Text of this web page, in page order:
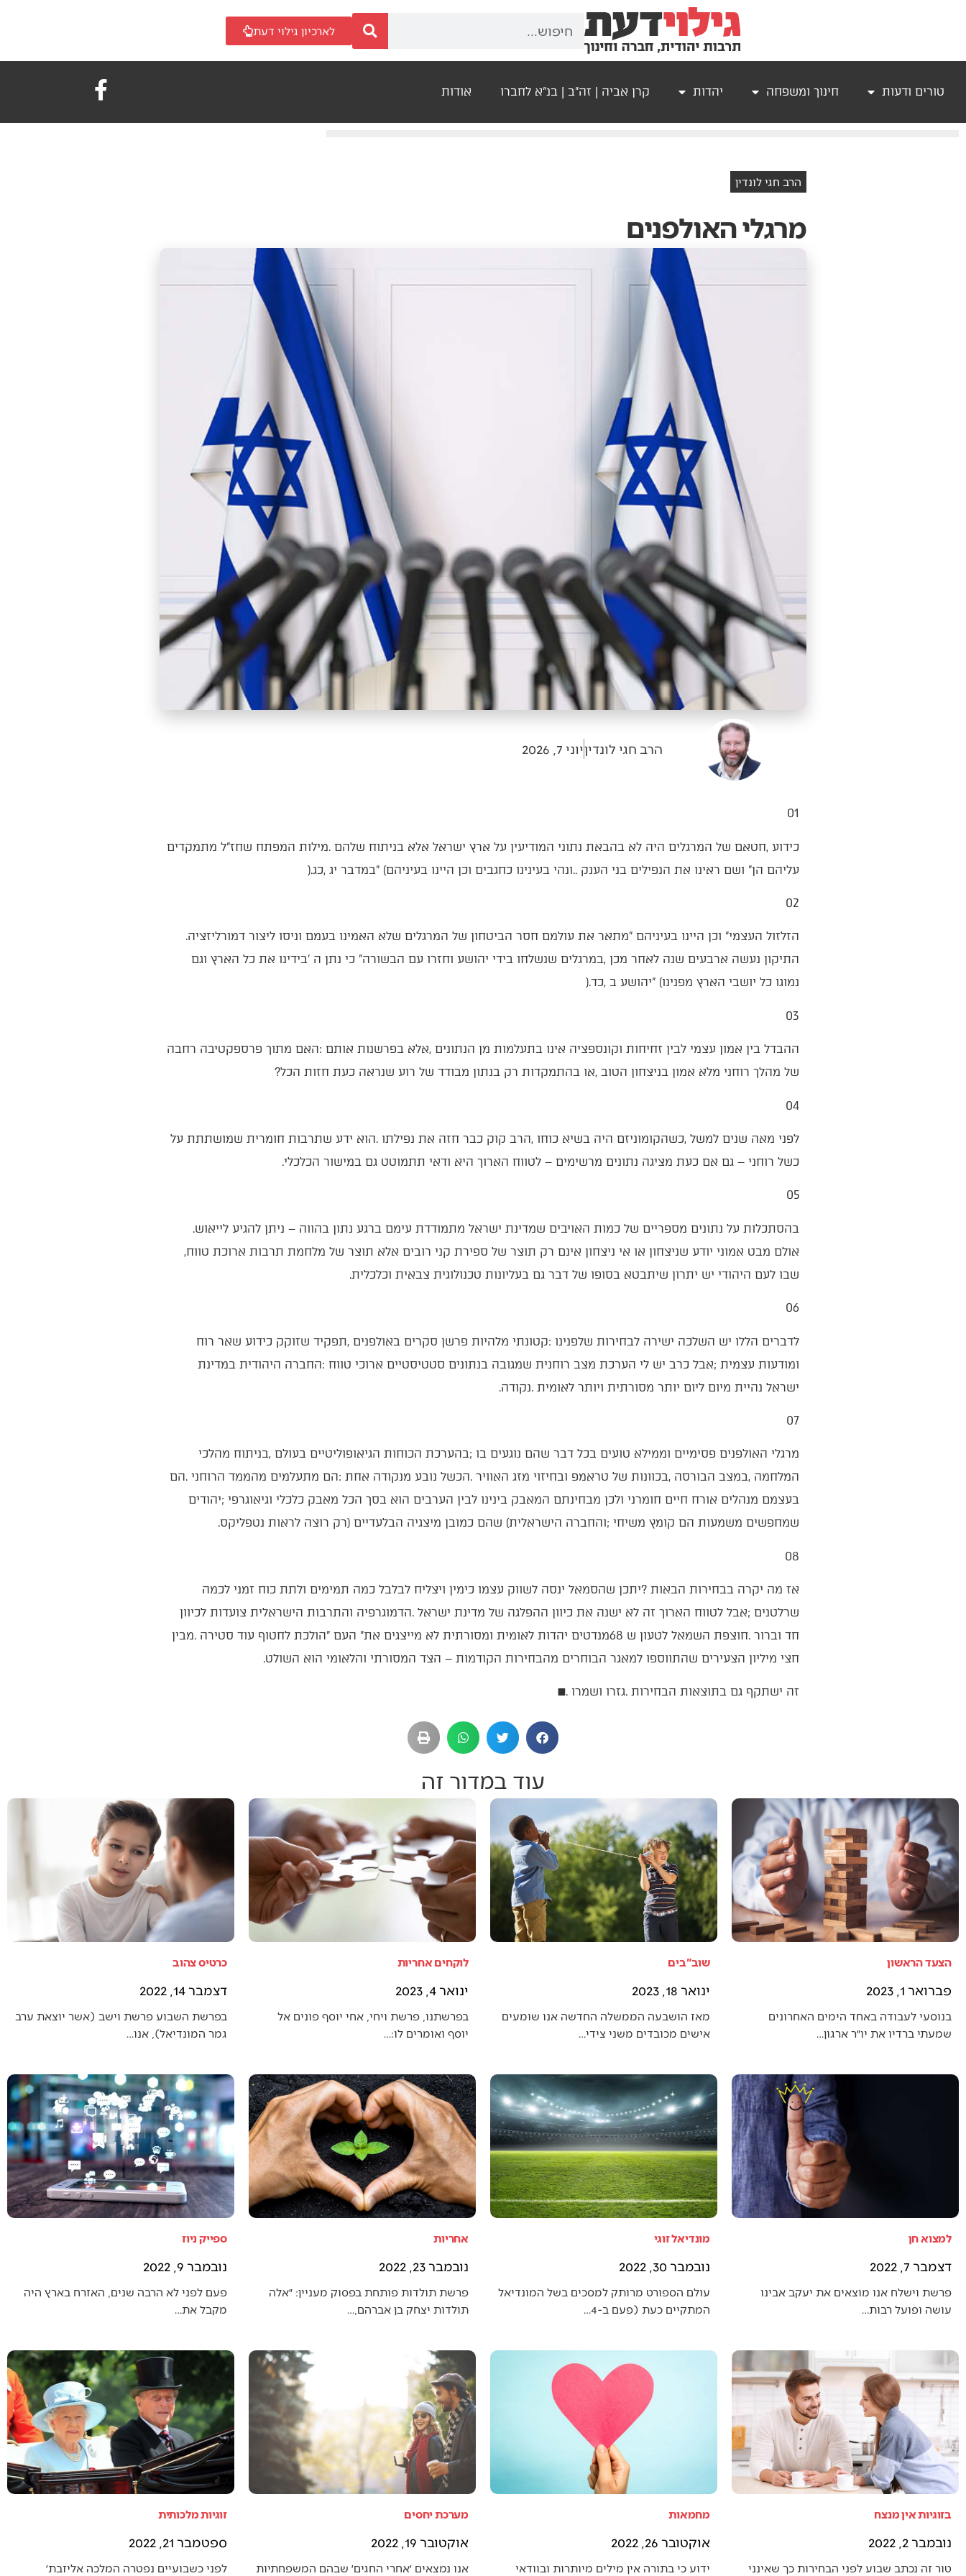
לארכיון גילוי דעת
טורים ודעות חינוך ומשפחה יהדות קרן אביה | זה"ב | בנ"א לחברו אודות
הרב חגי לונדין
מרגלי האולפנים
הרב חגי לונדיןיוני 7, 2026
01‭ ‬
‬עליהם‭ ‬הן‭ ‬‮"‬ושם‭ ‬ראינו‭ ‬את‭ ‬הנפילים‭ ‬בני‭ ‬הענק‭.. ‬ונהי‭ ‬בעינינו‭ ‬כחגבים‭ ‬וכן‭ ‬היינו‭ ‬בעיניהם‮"‬‭ (‬במדבר‭ ‬יג‭, ‬כג‭).‬
02‭ ‬
הזלזול‭ ‬העצמי‭ ‬‮"‬וכן‭ ‬היינו‭ ‬בעיניהם‮"‬‭ ‬מתאר‭ ‬את‭ ‬עולמם‭ ‬חסר‭ ‬הביטחון‭ ‬של‭ ‬המרגלים‭ ‬שלא‭ ‬האמינו‭ ‬בעמם‭ ‬וניסו‭ ‬ליצור‭ ‬דמורליזציה‭.
‬נמוגו‭ ‬כל‭ ‬יושבי‭ ‬הארץ‭ ‬מפנינו‮"‬‭ (‬יהושע‭ ‬ב‭, ‬כד‭).‬
03‭ ‬
‬של‭ ‬מהלך‭ ‬רוחני‭ ‬מלא‭ ‬אמון‭ ‬בניצחון‭ ‬הטוב‭, ‬או‭ ‬בהתמקדות‭ ‬רק‭ ‬בנתון‭ ‬מבודד‭ ‬של‭ ‬רוע‭ ‬שנראה‭ ‬כעת‭ ‬חזות‭ ‬הכל‭?‬
04‭ ‬
‬כשל‭ ‬רוחני‭ – ‬גם‭ ‬אם‭ ‬כעת‭ ‬מציגה‭ ‬נתונים‭ ‬מרשימים‭ – ‬לטווח‭ ‬הארוך‭ ‬היא‭ ‬ודאי‭ ‬תתמוטט‭ ‬גם‭ ‬במישור‭ ‬הכלכלי‭.‬
05‭ ‬
בהסתכלות‭ ‬על‭ ‬נתונים‭ ‬מספריים‭ ‬של‭ ‬כמות‭ ‬האויבים‭ ‬שמדינת‭ ‬ישראל‭ ‬מתמודדת‭ ‬עימם‭ ‬ברגע‭ ‬נתון‭ ‬בהווה‭ – ‬ניתן‭ ‬להגיע‭ ‬לייאוש‭.
‬אולם‭ ‬מבט‭ ‬אמוני‭ ‬יודע‭ ‬שניצחון‭ ‬או‭ ‬אי‭ ‬ניצחון‭ ‬אינם‭ ‬רק‭ ‬תוצר‭ ‬של‭ ‬ספירת‭ ‬קני‭ ‬רובים‭ ‬אלא‭ ‬תוצר‭ ‬של‭ ‬מלחמת‭ ‬תרבות‭ ‬ארוכת‭ ‬טווח‭,
‬שבו‭ ‬לעם‭ ‬היהודי‭ ‬יש‭ ‬יתרון‭ ‬שיתבטא‭ ‬בסופו‭ ‬של‭ ‬דבר‭ ‬גם‭ ‬בעליונות‭ ‬טכנולוגית‭ ‬צבאית‭ ‬וכלכלית‭.‬
06‭ ‬
‬ישראל‭ ‬נהיית‭ ‬מיום‭ ‬ליום‭ ‬יותר‭ ‬מסורתית‭ ‬ויותר‭ ‬לאומית‭. ‬נקודה‭.‬
07‭ ‬
‬שמחפשים‭ ‬משמעות‭ ‬הם‭ ‬קומץ‭ ‬משיחי‭; ‬והחברה‭ ‬הישראלית‭ (‬שהם‭ ‬כמובן‭ ‬מיצגיה‭ ‬הבלעדיים‭) ‬רק‭ ‬רוצה‭ ‬לראות‭ ‬נטפליקס‭.‬
08‭ ‬
‬חצי‭ ‬מיליון‭ ‬הצעירים‭ ‬שהתווספו‭ ‬למאגר‭ ‬הבוחרים‭ ‬מהבחירות‭ ‬הקודמות‭ – ‬הצד‭ ‬המסורתי‭ ‬והלאומי‭ ‬הוא‭ ‬השולט‭. ‬
זה‭ ‬ישתקף‭ ‬גם‭ ‬בתוצאות‭ ‬הבחירות‭. ‬גזרו‭ ‬ושמרו‭. ‬ ■
עוד במדור זה
הצעד הראשון
פברואר 1, 2023
בנוסעי לעבודה באחד הימים האחרונים
שמעתי ברדיו את יו״ר ארגון…
שוב"בים
ינואר 18, 2023
מאז הושבעה הממשלה החדשה אנו שומעים
אישים מכובדים משני צידי…
לוקחים אחריות
ינואר 4, 2023
בפרשתנו, פרשת ויחי, אחי יוסף פונים אל
יוסף ואומרים לו:…
כרטיס צהוב
דצמבר 14, 2022
בפרשת השבוע פרשת וישב (אשר יוצאת ערב
גמר המונדיאל), אנו…
למצוא חן
דצמבר 7, 2022
פרשת וישלח אנו מוצאים את יעקב אבינו
עושה ופועל רבות…
מונדיאל זוגי
נובמבר 30, 2022
עולם הספורט מרותק למסכים בשל המונדיאל
המתקיים כעת (פעם ב-4…
אחריות
נובמבר 23, 2022
פרשת תולדות פותחת בפסוק מעניין: ״אלה
תולדות יצחק בן אברהם,…
ספייק ניוז
נובמבר 9, 2022
פעם לפני לא הרבה שנים, האזרח בארץ היה
מקבל את…
בזוגיות אין מנצח
נובמבר 2, 2022
טור זה נכתב שבוע לפני הבחירות כך שאינני
מחמאות
אוקטובר 26, 2022
ידוע כי בתורה אין מילים מיותרות ובוודאי
מערכת יחסים
אוקטובר 19, 2022
אנו נמצאים ׳אחרי החגים׳ שבהם המשפחתיות
זוגיות מלכותית
ספטמבר 21, 2022
לפני כשבועיים נפטרה המלכה אליזבת׳